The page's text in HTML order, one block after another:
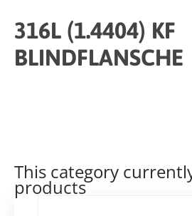
316L (1.4404) KF
BLINDFLANSCHE
This category
products